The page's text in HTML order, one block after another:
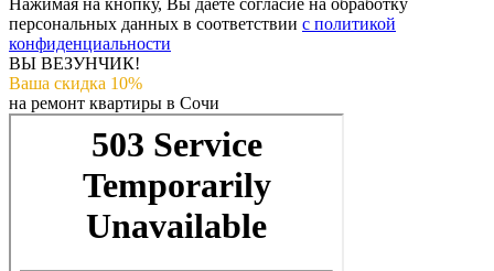
Нажимая на кнопку, Вы даете согласие на обработку
персональных данных в соответствии с политикой
конфиденциальности
ВЫ ВЕЗУНЧИК!
Ваша скидка 10%
на ремонт квартиры в Сочи